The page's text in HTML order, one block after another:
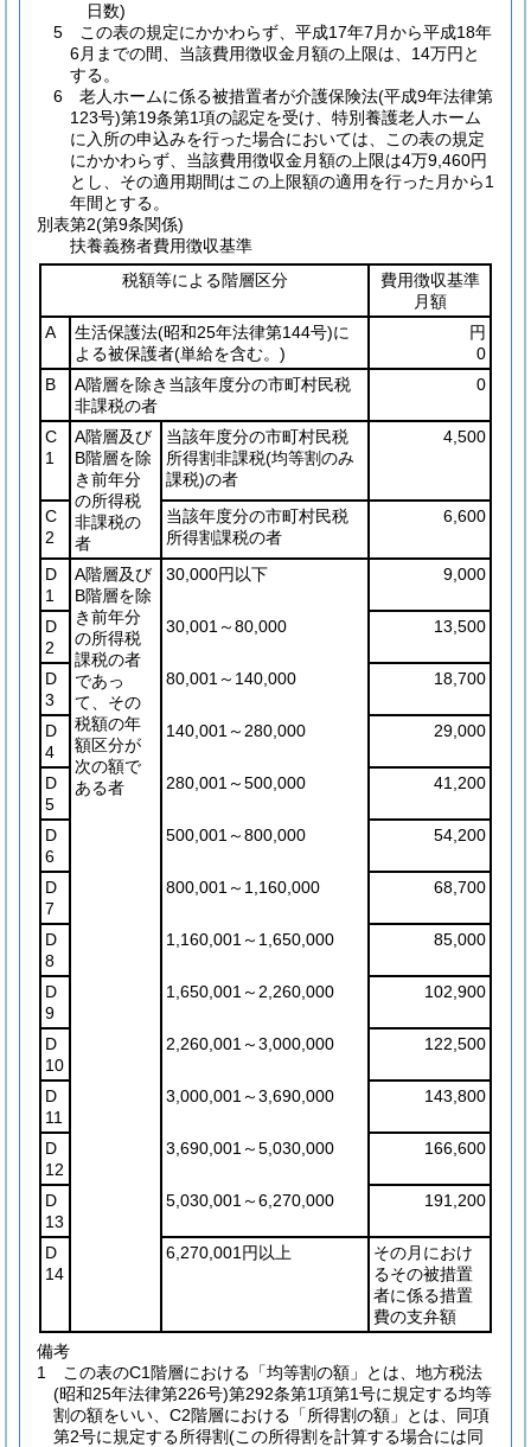
日数)
5 この表の規定にかかわらず、平成17年7月から平成18年
6月までの間、当該費用徴収金月額の上限は、14万円と
する。
6 老人ホームに係る被措置者が介護保険法(平成9年法律第
123号)第19条第1項の認定を受け、特別養護老人ホーム
に入所の申込みを行った場合においては、この表の規定
にかかわらず、当該費用徴収金月額の上限は4万9,460円
とし、その適用期間はこの上限額の適用を行った月から1
年間とする。
別表第2(第9条関係)
扶養義務者費用徴収基準
税額等による階層区分
費用徴収基準
月額
A
生活保護法(昭和25年法律第144号)に
よる被保護者(単給を含む。)
円
0
B
A階層を除き当該年度分の市町村民税
非課税の者
0
C
1
A階層及び
B階層を除
き前年分
の所得税
非課税の
者
当該年度分の市町村民税
所得割非課税(均等割のみ
課税)の者
4,500
C
2
当該年度分の市町村民税
所得割課税の者
6,600
D
1
A階層及び
B階層を除
き前年分
の所得税
課税の者
であっ
て、その
税額の年
額区分が
次の額で
ある者
30,000円以下 9,000
D
2
30,001～80,000 13,500
D
3
80,001～140,000 18,700
D
4
140,001～280,000 29,000
D
5
280,001～500,000 41,200
D
6
500,001～800,000 54,200
D
7
800,001～1,160,000 68,700
D
8
1,160,001～1,650,000 85,000
D
9
1,650,001～2,260,000 102,900
D
10
2,260,001～3,000,000 122,500
D
11
3,000,001～3,690,000 143,800
D
12
3,690,001～5,030,000 166,600
D
13
5,030,001～6,270,000 191,200
D
14
6,270,001円以上
その月におけ
るその被措置
者に係る措置
費の支弁額
備考
1 この表のC1階層における「均等割の額」とは、地方税法
(昭和25年法律第226号)第292条第1項第1号に規定する均等
割の額をいい、C2階層における「所得割の額」とは、同項
第2号に規定する所得割(この所得割を計算する場合には同